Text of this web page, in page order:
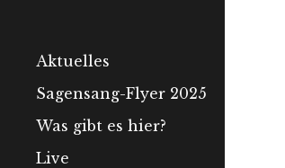
Aktuelles
Sagensang-Flyer 2025
Was gibt es hier?
Live